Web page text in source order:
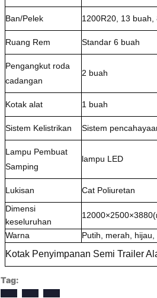
Ban/Pelek 1200R20, 13 buah,
Ruang Rem Standar 6 buah
Pengangkut roda
cadangan
2 buah
Kotak alat 1 buah
Sistem Kelistrikan Sistem
Lampu Pembuat
Samping
lampu LED
Lukisan
Cat Poliuretan
Dimensi
keseluruhan
Warna Putih, merah,
Kotak Penyimpanan Semi Trailer
Tag: